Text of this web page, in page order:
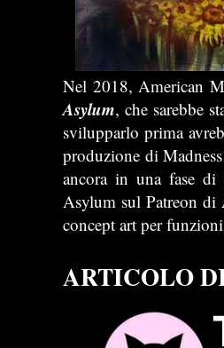
Nel 2018, American
Asylum, che sarebbe
svilupparlo prima
produzione di
ancora in una fase di
Asylum sul Patreon di
concept art per
ARTICOLO